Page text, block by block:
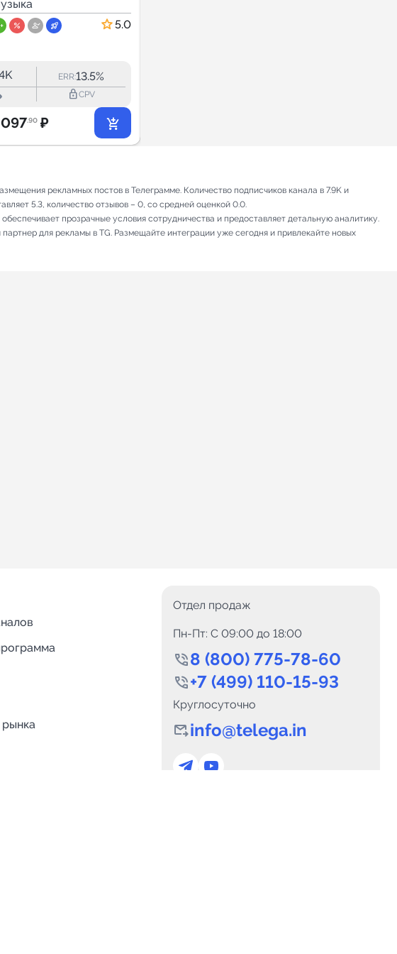
5.0
ERR:13.5%
lock_outlineCPV
.90 ₽
рекламных постов в Телеграмме. Количество подписчиков канала в 7.9K и
5.3, количество отзывов – 0, со средней оценкой 0.0.
прозрачные условия сотрудничества и предоставляет детальную аналитику.
для рекламы в TG. Размещайте интеграции уже сегодня и привлекайте новых
Отдел продаж
Пн-Пт: C 09:00 до 18:00
8 (800) 775-78-60
+7 (499) 110-15-93
Круглосуточно
info@telega.in